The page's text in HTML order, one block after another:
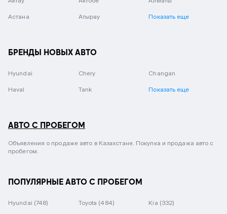
Астана Атырау Показать еще
БРЕНДЫ НОВЫХ АВТО
Hyundai Chery Changan
Haval Tank Показать еще
АВТО С ПРОБЕГОМ
Объявления о продаже авто в Казахстане. Покупка и продажа авто с
пробегом.
ПОПУЛЯРНЫЕ АВТО С ПРОБЕГОМ
Hyundai (748) Toyota (484) Kia (332)